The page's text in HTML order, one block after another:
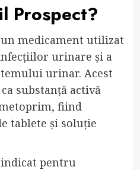
Prospect?
medicament utilizat
urinare și a
urinar. Acest
substanță activă
fiind
tablete și soluție
pentru